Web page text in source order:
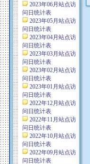
2023年06月站点访
问日统计表
2023年05月站点访
问日统计表
2023年04月站点访
问日统计表
2023年03月站点访
问日统计表
2023年02月站点访
问日统计表
2023年01月站点访
问日统计表
2022年12月站点访
问日统计表
2022年11月站点访
问日统计表
2022年10月站点访
问日统计表
2022年09月站点访
问日统计表